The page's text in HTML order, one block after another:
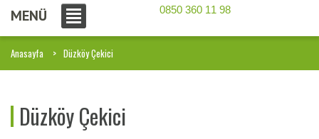
MENÜ 0850 360 11 98
Anasayfa Düzköy Çekici
Düzköy Çekici